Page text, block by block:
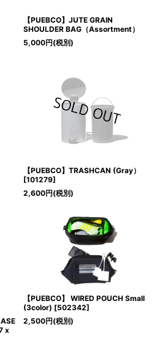
【PUEBCO】JUTE GRAIN
SHOULDER BAG（Assortment）
5,000円(税別)
【PUEBCO】TRASHCAN (Gray）
[101279]
2,600円(税別)
x
【PUEBCO】 WIRED POUCH Small
(3color) [502342]
2,500円(税別)